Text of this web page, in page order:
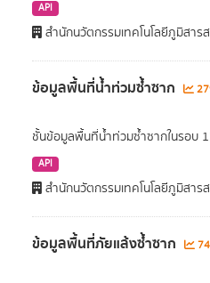
API
สำนักนวัตกรรมเทคโนโลยีภูมิสาร
ข้อมูลพื้นที่น้ำท่วมซ้ำซาก
ชั้นข้อมูลพื้นที่น้ำท่วมซ้ำซากในรอบ
API
สำนักนวัตกรรมเทคโนโลยีภูมิสาร
ข้อมูลพื้นที่ภัยแล้งซ้ำซาก